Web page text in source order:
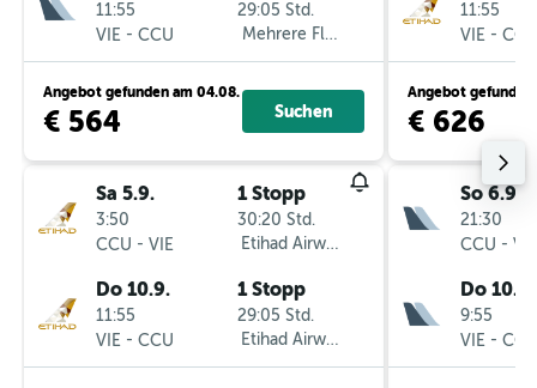
11:55
VIE - CCU
29:05 Std.
Mehrere Fluglinien
Angebot gefunden am 04.08.
€ 564 Suchen
Sa 5.9.
3:50
CCU - VIE
1 Stopp
30:20 Std.
Etihad Airways
Do 10.9.
11:55
VIE - CCU
1 Stopp
29:05 Std.
Etihad Airways
11:55
VIE - CCU
Angebot gefunden
€ 626
So 6.9.
21:30
CCU - VIE
Do 10.9.
9:55
VIE - CCU